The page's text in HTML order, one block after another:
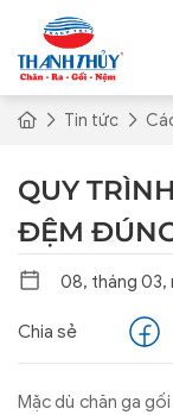
Tin tức
QUY
ĐỆM
08, tháng 03,
Chia sẻ
Mặc dù chăn ga